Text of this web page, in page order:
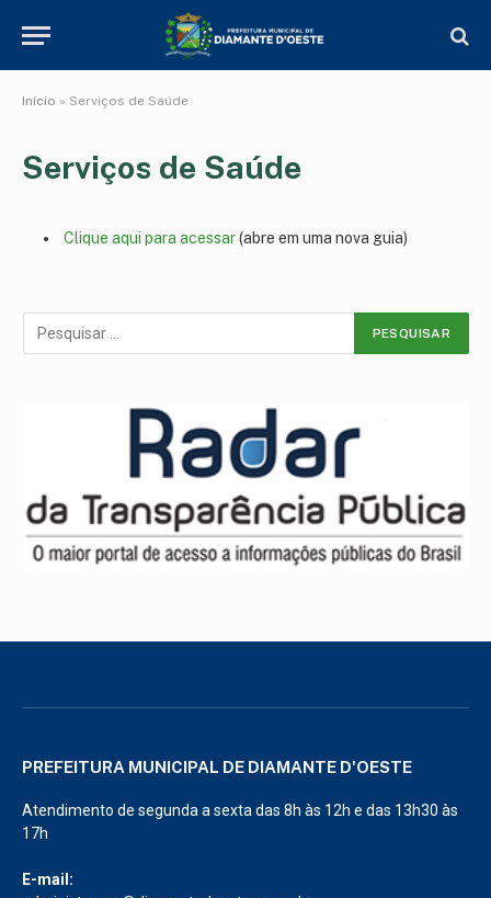
Início » Serviços de Saúde
Serviços de Saúde
Clique aqui para acessar(abre em uma nova guia)
PREFEITURA MUNICIPAL DE DIAMANTE D'OESTE
Atendimento de segunda a sexta das 8h às 12h e das 13h30 às
17h
E-mail: